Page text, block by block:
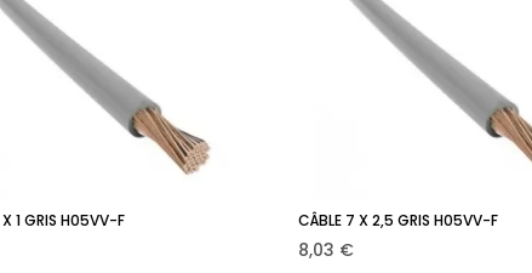
Ajouter au panier
1 GRIS H05VV-F Ajouter au panier
CÂBLE 7 X 2,5 GRIS H05VV-F
Prix
8,03 €